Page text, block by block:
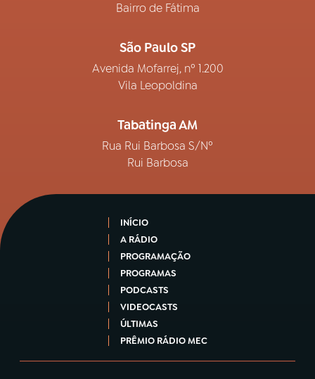
Bairro de Fátima
São Paulo SP
Avenida Mofarrej, nº 1.200
Vila Leopoldina
Tabatinga AM
Rua Rui Barbosa S/Nº
Rui Barbosa
INÍCIO
A RÁDIO
PROGRAMAÇÃO
PROGRAMAS
PODCASTS
VIDEOCASTS
ÚLTIMAS
PRÊMIO RÁDIO MEC